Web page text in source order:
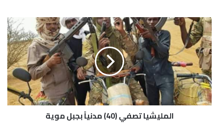
ا
ل
م
ل
ي
ش
ي
ا
ت
المليشيا تصفي (40) مدنياً بجبل موية